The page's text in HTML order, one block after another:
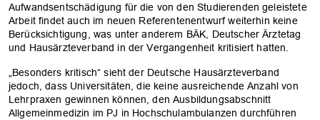
Aufwandsentschädigung für die von den Studierenden geleistete
Arbeit findet auch im neuen Referentenentwurf weiterhin keine
Berücksichtigung, was unter anderem BÄK, Deutscher Ärztetag
und Hausärzteverband in der Vergangenheit kritisiert hatten.
„Besonders kritisch“ sieht der Deutsche Hausärzteverband
jedoch, dass Universitäten, die keine ausreichende Anzahl von
Lehrpraxen gewinnen können, den Ausbildungsabschnitt
Allgemeinmedizin im PJ in Hochschulambulanzen durchführen